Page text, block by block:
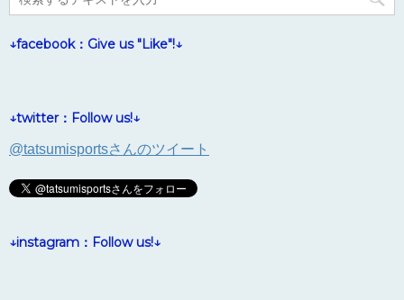
↓facebook：Give us "Like"!↓
↓twitter：Follow us!↓
@tatsumisportsさんのツイート
↓instagram：Follow us!↓